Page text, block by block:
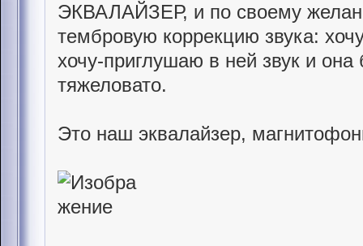
ЭКВАЛАЙЗЕР, и по своему
тембровую коррекцию звука:
хочу-приглушаю в ней звук и она
тяжеловато.
Это наш эквалайзер,